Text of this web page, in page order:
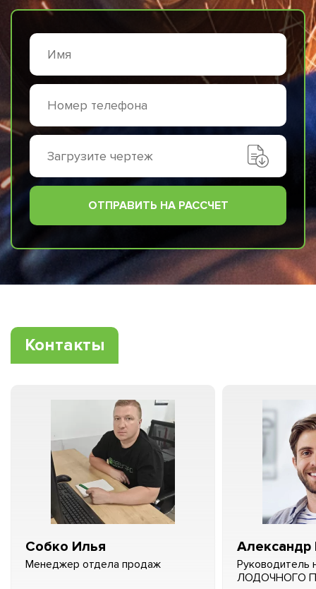
Загрузите чертеж
ОТПРАВИТЬ НА РАССЧЕТ
Контакты
Собко Илья
Менеджер отдела продаж
Александр
Руководитель
ЛОДОЧНОГО